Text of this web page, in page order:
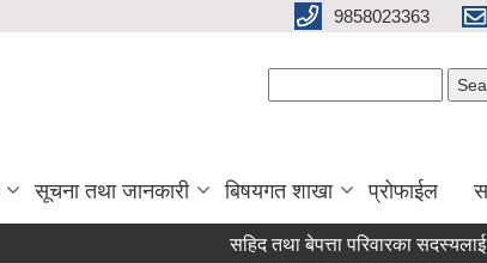
9858023363
सूचना तथा जानकारी बिषयगत शाखा प्रोफाईल
सहिद तथा बेपत्ता परिवारका सदस्यलाई सहिद